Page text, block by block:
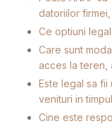
datoriilor
Ce optiuni
Care sunt
acces la
Este legal sa fii
venituri in
Cine este